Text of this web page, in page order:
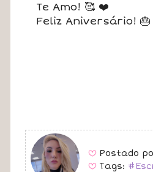
Te Amo! 🥰 ❤️
Feliz Aniversário! 🎂
B Postado
B Tags: